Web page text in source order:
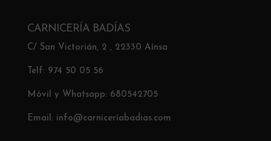
CARNICERÍA BADÍAS
C/ San Victorián, 2 , 22330 Aínsa
Telf: 974 50 05 56
Móvil y Whatsapp: 680542705
Email: info@carniceríabadias.com